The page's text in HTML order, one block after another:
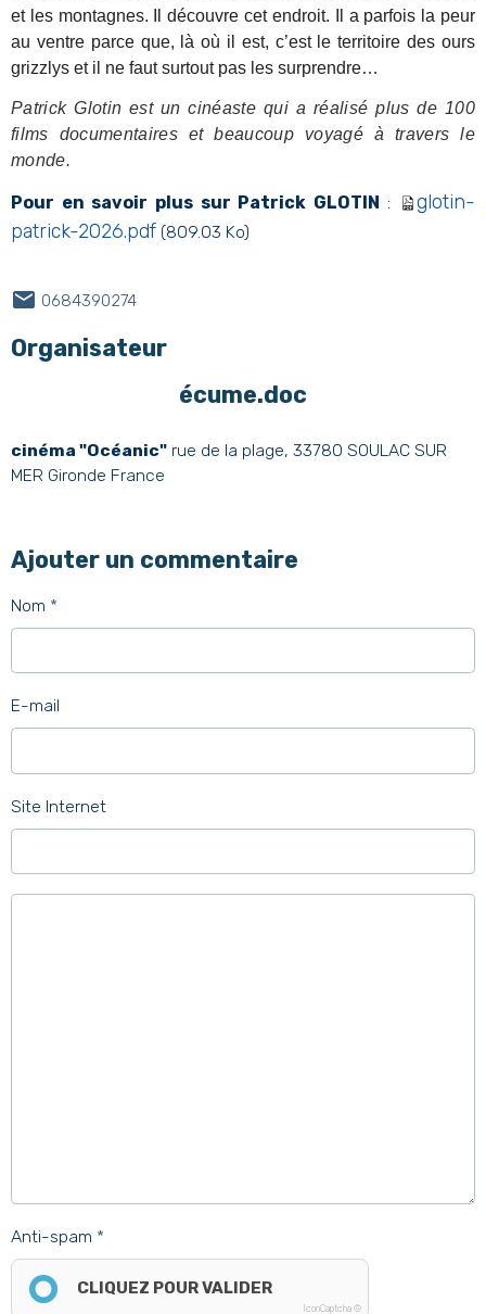
et les montagnes. Il découvre cet endroit. Il a parfois la peur
au ventre parce que, là où il est, c’est le territoire des ours
grizzlys et il ne faut surtout pas les surprendre…
Patrick Glotin est un cinéaste qui a réalisé plus de 100
films documentaires et beaucoup voyagé à travers le
monde.
Pour en savoir plus sur Patrick GLOTIN :
glotin-
patrick-2026.pdf (809.03 Ko)
0684390274
Organisateur
écume.doc
cinéma "Océanic" rue de la plage, 33780 SOULAC SUR
MER Gironde France
Ajouter un commentaire
Nom
E-mail
Site Internet
Anti-spam
CLIQUEZ POUR VALIDER
IconCaptcha ©